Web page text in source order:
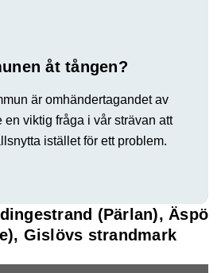
åt tången?
är omhändertagandet av
viktig fråga i vår strävan att
istället för ett problem.
(Pärlan), Äspö
Gislövs strandmark